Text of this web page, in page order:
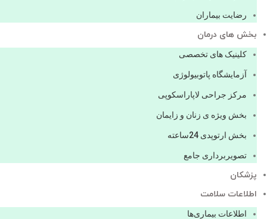
رضایت بیماران
بخش های درمان
کلینیک های تخصصی
آزمایشگاه پاتوبیولوژی
مرکز جراحی لاپاراسکوپی
بخش ویژه ی زنان و زایمان
بخش ارتوپدی 24ساعته
تصویربرداری جامع
پزشكان
اطلاعات سلامت
اطلاعات بیماری‌ها